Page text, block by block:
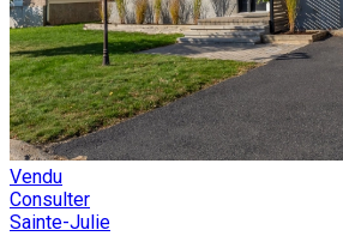
Vendu
Consulter
Sainte-Julie